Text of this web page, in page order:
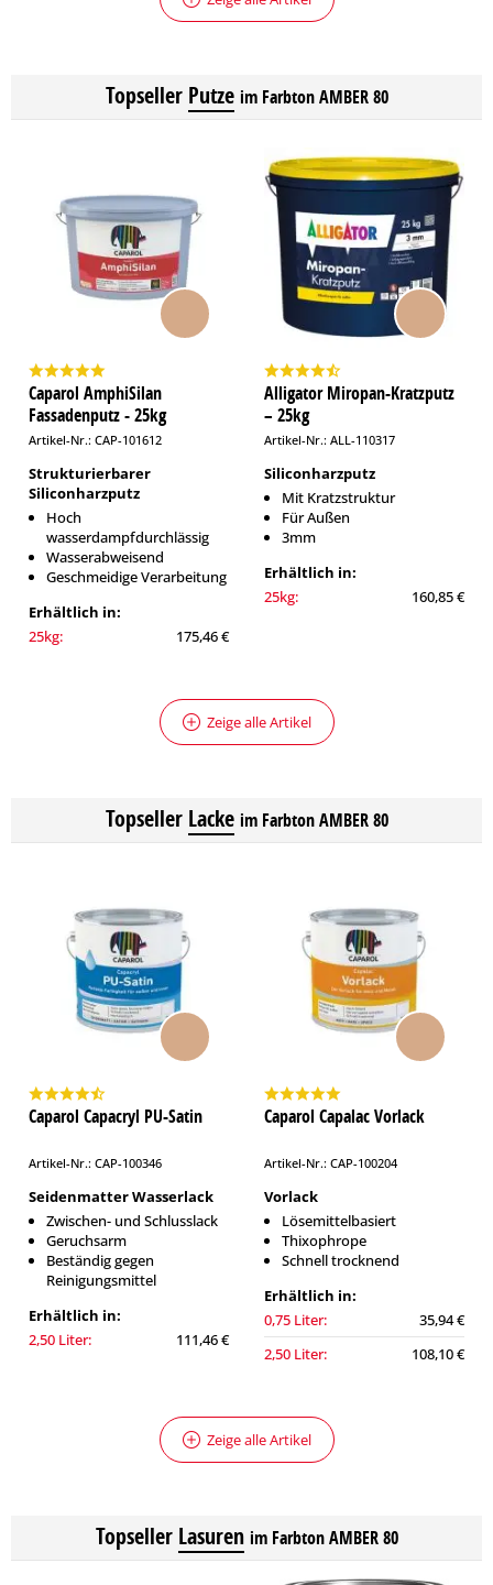
Topseller Putze im Farbton AMBER 80
Caparol AmphiSilan
Fassadenputz - 25kg
Artikel-Nr.: CAP-101612
Strukturierbarer
Siliconharzputz
Hoch
wasserdampfdurchlässig
Wasserabweisend
Geschmeidige Verarbeitung
Erhältlich in:
25kg:
175,46 €
Alligator Miropan-Kratzputz
– 25kg
Artikel-Nr.: ALL-110317
Siliconharzputz
Mit Kratzstruktur
Für Außen
3mm
Erhältlich in:
25kg:
160,85 €
Zeige alle Artikel
Topseller Lacke im Farbton AMBER 80
Caparol Capacryl PU-Satin
Artikel-Nr.: CAP-100346
Seidenmatter Wasserlack
Zwischen- und Schlusslack
Geruchsarm
Beständig gegen
Reinigungsmittel
Erhältlich in:
2,50 Liter:
111,46 €
Caparol Capalac Vorlack
Artikel-Nr.: CAP-100204
Vorlack
Lösemittelbasiert
Thixophrope
Schnell trocknend
Erhältlich in:
0,75 Liter:
35,94 €
2,50 Liter:
108,10 €
Zeige alle Artikel
Topseller Lasuren im Farbton AMBER 80